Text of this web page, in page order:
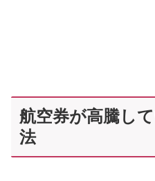
航空券が高騰し
法